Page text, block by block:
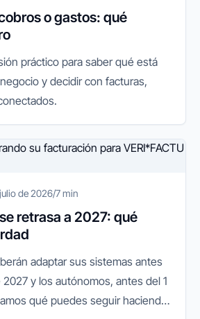
o gastos: qué
práctico para saber qué está
y decidir con facturas,
de 2026/7 min
retrasa a 2027: qué
adaptar sus sistemas antes
y los autónomos, antes del 1
qué puedes seguir haciendo